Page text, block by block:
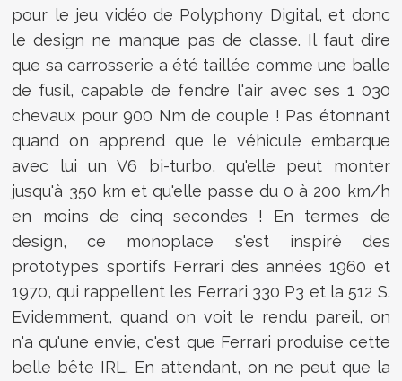
pour le jeu vidéo de Polyphony Digital, et donc
le design ne manque pas de classe. Il faut dire
que sa carrosserie a été taillée comme une balle
de fusil, capable de fendre l'air avec ses 1 030
chevaux pour 900 Nm de couple ! Pas étonnant
quand on apprend que le véhicule embarque
avec lui un V6 bi-turbo, qu'elle peut monter
jusqu'à 350 km et qu'elle passe du 0 à 200 km/h
en moins de cinq secondes ! En termes de
design, ce monoplace s'est inspiré des
prototypes sportifs Ferrari des années 1960 et
1970, qui rappellent les Ferrari 330 P3 et la 512 S.
Evidemment, quand on voit le rendu pareil, on
n'a qu'une envie, c'est que Ferrari produise cette
belle bête IRL. En attendant, on ne peut que la